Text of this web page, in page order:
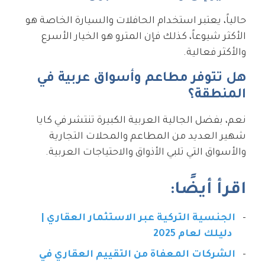
حالياً، يعتبر استخدام الحافلات والسيارة الخاصة هو
الأكثر شيوعاً، كذلك فإن المترو هو الخيار الأسرع
والأكثر فعالية.
هل تتوفر مطاعم وأسواق عربية في
المنطقة؟
نعم، بفضل الجالية العربية الكبيرة تنتشر في كايا
شهير العديد من المطاعم والمحلات التجارية
والأسواق التي تلبي الأذواق والاحتياجات العربية.
اقرأ أيضًا:
الجنسية التركية عبر الاستثمار العقاري |
دليلك لعام 2025
الشركات المعفاة من التقييم العقاري في